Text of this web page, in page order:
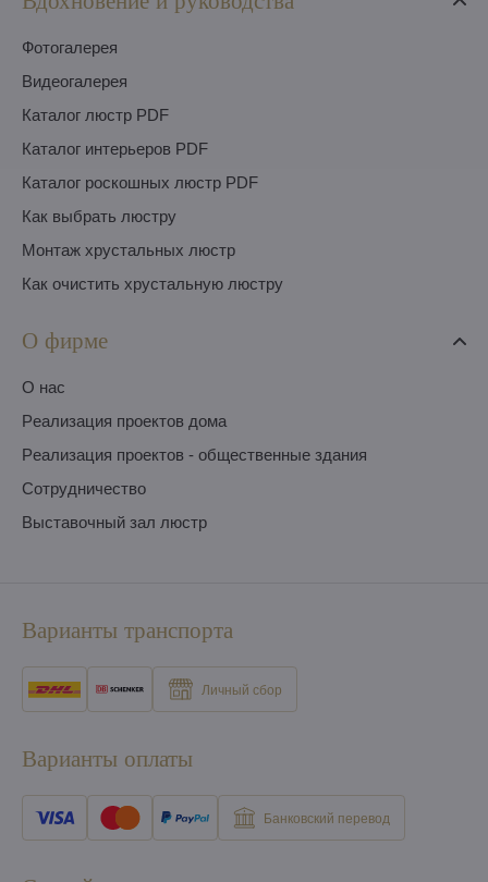
Фотогалерея
Видеогалерея
Каталог люстр PDF
Каталог интерьеров PDF
Каталог роскошных люстр PDF
Как выбрать люстру
Монтаж хрустальных люстр
Как очистить хрустальную люстру
О фирме
O нас
Pеализация проектов дома
Pеализация проектов - общественные здания
Сотрудничество
Выставочный зал люстр
Варианты транспорта
Личный сбор
Варианты оплаты
Банковский перевод